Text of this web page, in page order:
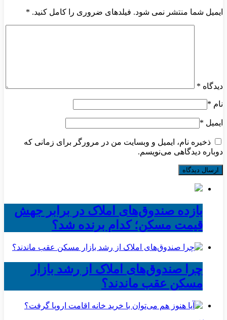
ایمیل شما منتشر نمی شود. فیلدهای ضروری را کامل کنید. *
دیدگاه *
نام *
ایمیل *
ذخیره نام، ایمیل و وبسایت من در مرورگر برای زمانی که
دوباره دیدگاهی می‌نویسم.
بازده صندوق‌های املاک در برابر جهش
قیمت مسکن؛ کدام برنده شد؟
چرا صندوق‌های املاک از رشد بازار
مسکن عقب ماندند؟